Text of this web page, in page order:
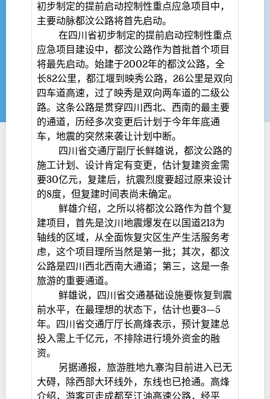
初步制定的提前启动控制性重点应急项目中，
主要动脉都汶公路将首先启动。
在四川省初步制定的提前启动控制性重点
应急项目建设中，都汶公路作为首批首个项目
将最先启动。始建于2002年的都汶公路，全
长82公里，都江堰到映秀公路，26公里是双向
四车道高速，过了映秀是双向两车道的二级公
路。这条公路是贯穿四川西北、西南的最主要
的通道，历经多次变更后计划于今年年底通
车，地震的突然来袭让计划中断。
四川省交通厅副厅长鲜雄说，都汶公路的
施工计划、设计肯定有变更，估计复建资金需
要30亿元，复建后，抗震烈度要超过原来设计
的8度，但复建时间表尚未确定。
鲜雄介绍，之所以将都汶公路作为首个复
建项目，首先是汶川地震爆发在以国道213为
轴线的区域，从全面恢复灾区生产生活服务考
虑，这个项目理所当然是第一批；其次，都汶
公路是四川西北西南大通道；第三，这是一条
旅游的重要通道。
鲜雄说，四川省交通基础设施要恢复到震
前水平，在最理想的状态下，估计也要3—5
年。四川省交通厅厅长高烽表示，预计复建总
投入需上千亿元，不排除进行境外资金的融
资。
另据通报，旅游胜地九寨沟目前进入已无
大碍，除西部大环线外，东线也已抢通。高烽
介绍，游客可走成都至江油高速公路，经平